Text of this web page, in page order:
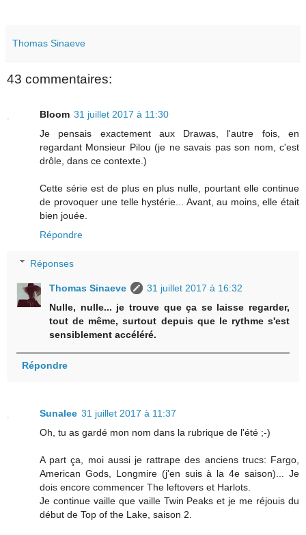
Thomas Sinaeve
43 commentaires:
Bloom 31 juillet 2017 à 11:30
Je pensais exactement aux Drawas, l'autre fois, en
regardant Monsieur Pilou (je ne savais pas son nom, c'est
drôle, dans ce contexte.)
Cette série est de plus en plus nulle, pourtant elle continue
de provoquer une telle hystérie... Avant, au moins, elle était
bien jouée.
Répondre
Réponses
Thomas Sinaeve
31 juillet 2017 à 16:32
Nulle, nulle... je trouve que ça se laisse regarder,
tout de même, surtout depuis que le rythme s'est
sensiblement accéléré.
Répondre
Sunalee 31 juillet 2017 à 11:37
Oh, tu as gardé mon nom dans la rubrique de l'été ;-)
A part ça, moi aussi je rattrape des anciens trucs: Fargo,
American Gods, Longmire (j'en suis à la 4e saison)... Je
dois encore commencer The leftovers et Harlots.
Je continue vaille que vaille Twin Peaks et je me réjouis du
début de Top of the Lake, saison 2.